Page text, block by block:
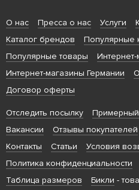
О нас Пресса о нас Услуги
Каталог брендов
Популярные
Популярные товары
Интернет-магазины Германии
Договор оферты
Отследить посылку
Вакансии
Отзывы покупателей
Контакты
Статьи
Условия
Политика конфиденциальности
Таблица размеров
Бикли -